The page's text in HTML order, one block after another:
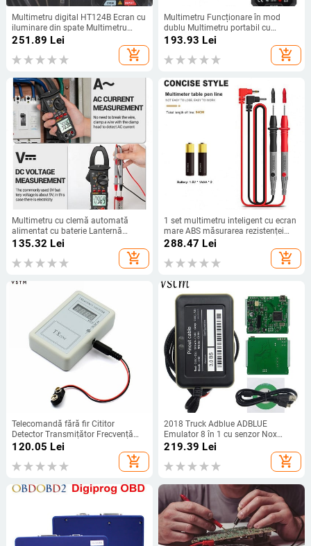
Multimetru digital HT124B Ecran cu
iluminare din spate Multimetru
versatil DC/AC 600V de înaltă
precizie pentru aplicații de uz
casnic auto
251.89 Lei
add_shopping_cart
Multimetru Funcționare în mod
dublu Multimetru portabil cu
lumină din spate Mini multimetru
dedicat pentru reparații Multimetru
digital
193.93 Lei
add_shopping_cart
Multimetru cu clemă automată
alimentat cu baterie Lanternă
Tensiune AC/DC Multimetru tester
electric de mare precizie durabil
135.32 Lei
add_shopping_cart
1 set multimetru inteligent cu ecran
mare ABS măsurarea rezistenței
curentului întreținerea circuitului
288.47 Lei
add_shopping_cart
Telecomandă fără fir Cititor
Detector Transmițător Frecvență
Contor Detector Tester
120.05 Lei
add_shopping_cart
2018 Truck Adblue ADBLUE
Emulator 8 în 1 cu senzor Nox
Adblue Emulator 8in1 Truck
219.39 Lei
add_shopping_cart